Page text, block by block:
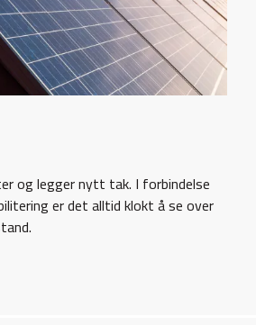
og legger nytt tak. I forbindelse
er det alltid klokt å se over